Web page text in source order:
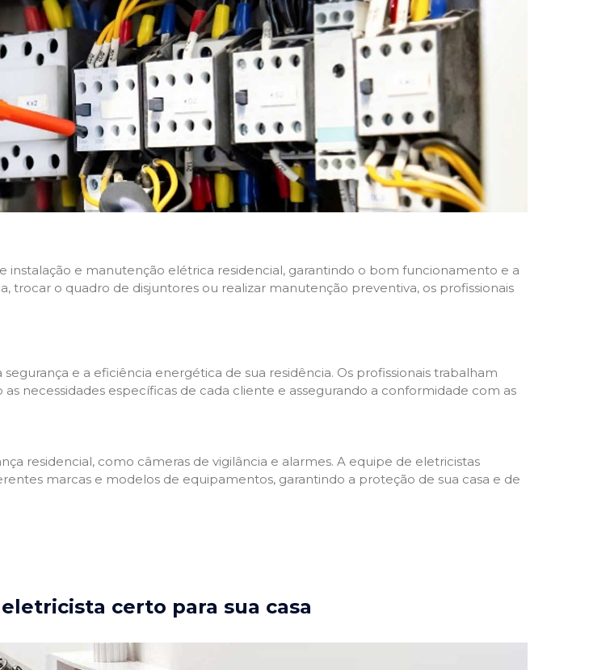
instalação e manutenção elétrica residencial, garantindo o bom funcionamento e a
trocar o quadro de disjuntores ou realizar manutenção preventiva, os profissionais
e a eficiência energética de sua residência. Os profissionais trabalham
necessidades específicas de cada cliente e assegurando a conformidade com as
residencial, como câmeras de vigilância e alarmes. A equipe de eletricistas
marcas e modelos de equipamentos, garantindo a proteção de sua casa e de
certo para sua casa